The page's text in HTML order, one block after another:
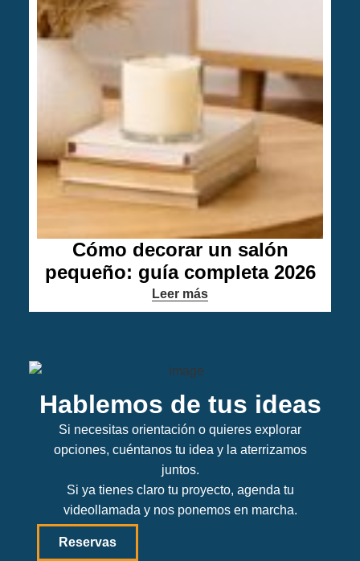
Cómo decorar un salón
pequeño: guía completa 2026
Leer más
Hablemos de tus ideas
Si necesitas orientación o quieres explorar
opciones, cuéntanos tu idea y la aterrizamos
juntos.
Si ya tienes claro tu proyecto, agenda tu
videollamada y nos ponemos en marcha.
Reservas